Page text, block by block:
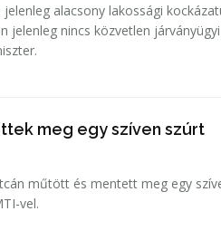
alacsony lakossági
jelenleg nincs közvetlen járványügyi
meg egy szíven szúrt
műtött és mentett meg egy
vel.